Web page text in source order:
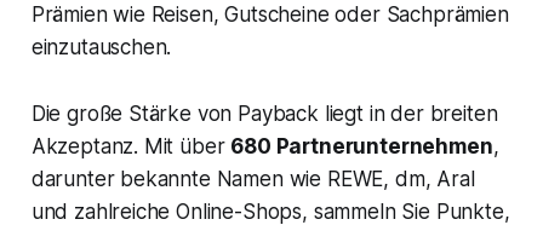
Prämien wie Reisen, Gutscheine oder Sachprämien
einzutauschen.
Die große Stärke von Payback liegt in der breiten
Akzeptanz. Mit über 680 Partnerunternehmen,
darunter bekannte Namen wie REWE, dm, Aral
und zahlreiche Online-Shops, sammeln Sie Punkte,